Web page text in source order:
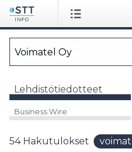
Lehdistötiedotteet
Business Wire
54 Hakutulokset